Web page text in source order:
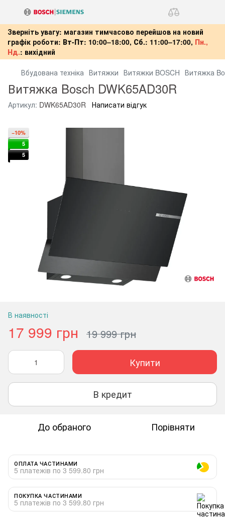
Зверніть увагу: магазин тимчасово перейшов на новий
графік роботи: Вт-Пт: 10:00–18:00, Сб.: 11:00–17:00, Пн.,
Нд.: вихідний
Вбудована техніка Витяжки Витяжки BOSCH Витяжка
Витяжка Bosch DWK65AD30R
Артикул: DWK65AD30R Написати відгук
−10%
5
5
В наявності
17 999 грн 19 999 грн
Купити
В кредит
До обраного Порівняти
ОПЛАТА ЧАСТИНАМИ
5 платежів по 3 599.80 грн
ПОКУПКА ЧАСТИНАМИ
5 платежів по 3 599.80 грн